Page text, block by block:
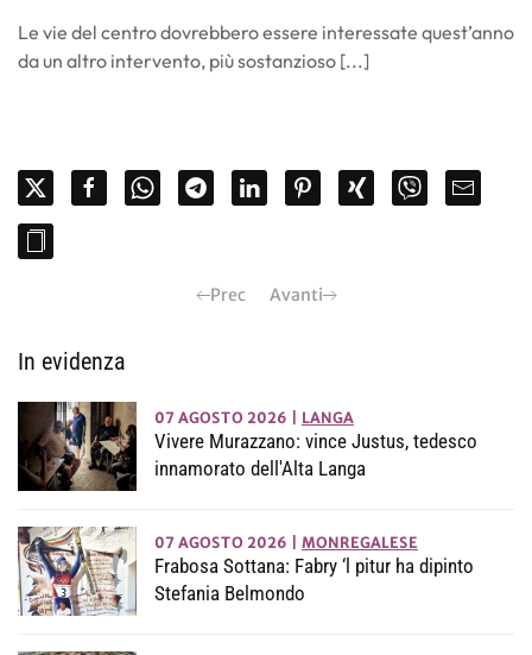
Le vie del centro dovrebbero essere interessate quest’anno
da un altro intervento, più sostanzioso [...]
Prec Avanti
In evidenza
07 AGOSTO 2026 LANGA
Vivere Murazzano: vince Justus, tedesco
innamorato dell'Alta Langa
07 AGOSTO 2026 MONREGALESE
Frabosa Sottana: Fabry ‘l pitur ha dipinto
Stefania Belmondo